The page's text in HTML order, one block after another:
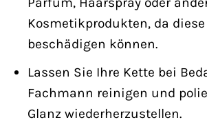
Kosmetikprodukten, da
beschädigen können.
Lassen Sie Ihre Kette bei
Fachmann reinigen und
Glanz wiederherzustellen.